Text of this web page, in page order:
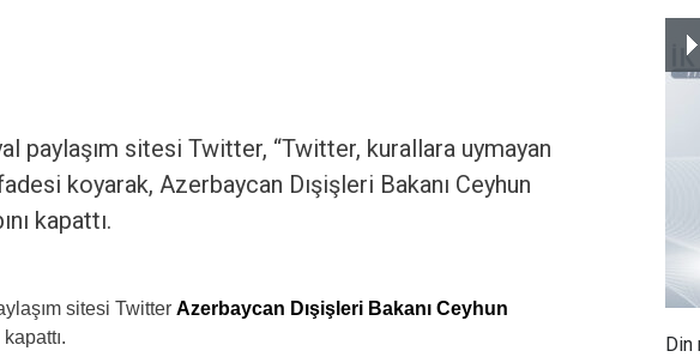
paylaşım sitesi Twitter, “Twitter, kurallara uymayan
koyarak, Azerbaycan Dışişleri Bakanı Ceyhun
kapattı.
sitesi Twitter Azerbaycan Dışişleri Bakanı Ceyhun
kapattı. Din